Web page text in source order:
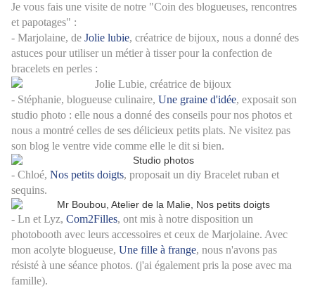
Je vous fais une visite de notre "Coin des blogueuses, rencontres
et papotages" :
- Marjolaine, de Jolie lubie, créatrice de bijoux, nous a donné des
astuces pour utiliser un métier à tisser pour la confection de
bracelets en perles :
- Stéphanie, blogueuse culinaire, Une graine d'idée, exposait son
studio photo : elle nous a donné des conseils pour nos photos et
nous a montré celles de ses délicieux petits plats. Ne visitez pas
son blog le ventre vide comme elle le dit si bien.
- Chloé, Nos petits doigts, proposait un diy Bracelet ruban et
sequins.
- Ln et Lyz, Com2Filles, ont mis à notre disposition un
photobooth avec leurs accessoires et ceux de Marjolaine. Avec
mon acolyte blogueuse, Une fille à frange, nous n'avons pas
résisté à une séance photos. (j'ai également pris la pose avec ma
famille).